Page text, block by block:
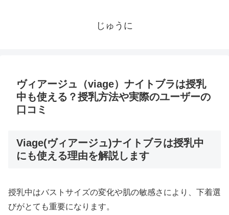
じゅうに
ヴィアージュ（viage）ナイトブラは授乳
中も使える？授乳方法や実際のユーザーの
口コミ
Viage(ヴィアージュ)ナイトブラは授乳中
にも使える理由を解説します
授乳中はバストサイズの変化や肌の敏感さにより、下着選
びがとても重要になります。